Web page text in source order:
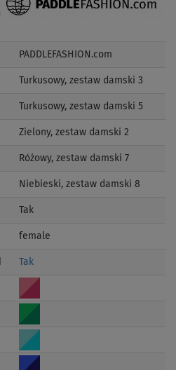
PADDLEFASHION.com
Turkusowy, zestaw damski 3
Turkusowy, zestaw damski 5
Zielony, zestaw damski 2
Różowy, zestaw damski 7
Niebieski, zestaw damski 8
Tak
female
Tak